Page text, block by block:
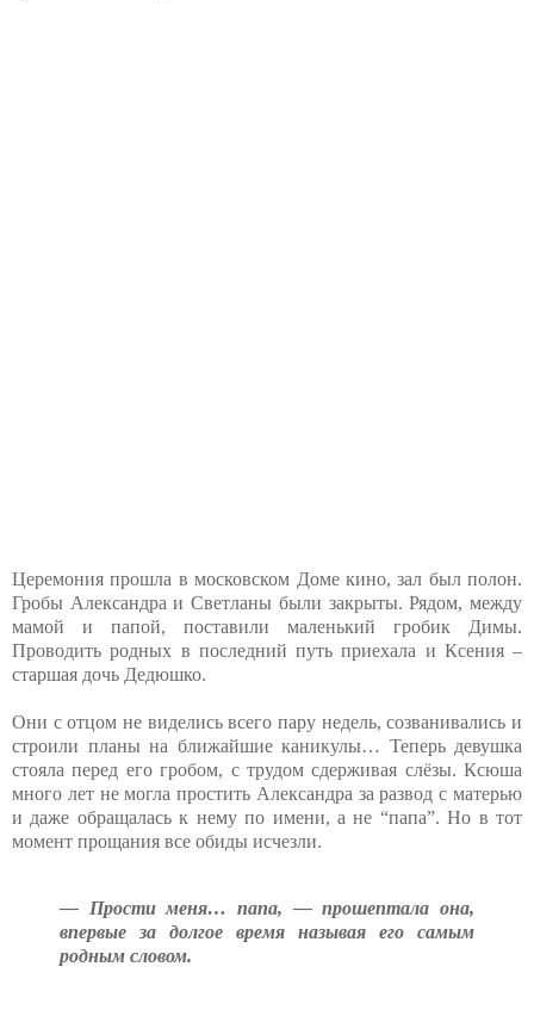
Церемония прошла в московском Доме кино, зал был полон.
Гробы Александра и Светланы были закрыты. Рядом, между
мамой и папой, поставили маленький гробик Димы.
Проводить родных в последний путь приехала и Ксения –
старшая дочь Дедюшко.
Они с отцом не виделись всего пару недель, созванивались и
строили планы на ближайшие каникулы… Теперь девушка
стояла перед его гробом, с трудом сдерживая слёзы. Ксюша
много лет не могла простить Александра за развод с матерью
и даже обращалась к нему по имени, а не “папа”. Но в тот
момент прощания все обиды исчезли.
— Прости меня… папа, — прошептала она,
впервые за долгое время называя его самым
родным словом.